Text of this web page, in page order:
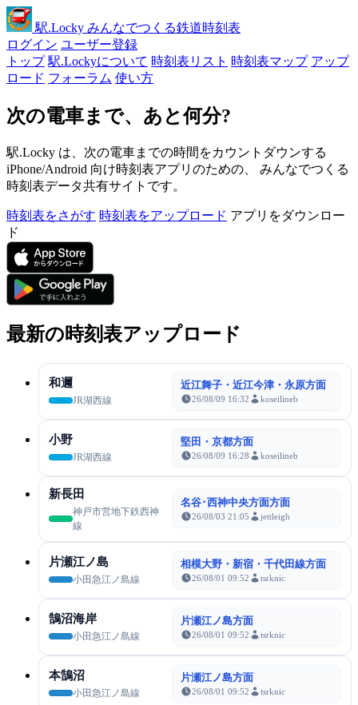
駅.Locky みんなでつくる鉄道時刻表
ログイン ユーザー登録
トップ 駅.Lockyについて 時刻表リスト 時刻表マップ アップ
ロード フォーラム 使い方
次の電車まで、あと何分?
駅.Locky は、次の電車までの時間をカウントダウンする
iPhone/Android 向け時刻表アプリのための、 みんなでつくる
時刻表データ共有サイトです。
時刻表をさがす 時刻表をアップロード アプリをダウンロー
ド
最新の時刻表アップロード
和邇
JR湖西線
近江舞子・近江今津・永原方面
26/08/09 16:32 koseilineb
小野
JR湖西線
堅田・京都方面
26/08/09 16:28 koseilineb
新長田
神戸市営地下鉄西神
線
名谷･西神中央方面方面
26/08/03 21:05 jettleigh
片瀬江ノ島
小田急江ノ島線
相模大野・新宿・千代田線方面
26/08/01 09:52 tsrknic
鵠沼海岸
小田急江ノ島線
片瀬江ノ島方面
26/08/01 09:52 tsrknic
本鵠沼
小田急江ノ島線
片瀬江ノ島方面
26/08/01 09:52 tsrknic